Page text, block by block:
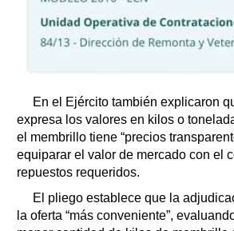
En el Ejército también explicaron
expresa los valores en kilos o
el membrillo tiene “precios
equiparar el valor de mercado con el
repuestos requeridos.
El pliego establece que la
la oferta “más conveniente”,